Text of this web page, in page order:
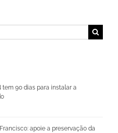
tem 90 dias para instalar a
apoie a preservação da